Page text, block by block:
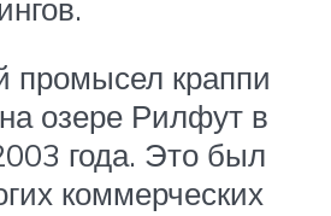
промысел краппи
озере Рилфут в
года. Это был
коммерческих